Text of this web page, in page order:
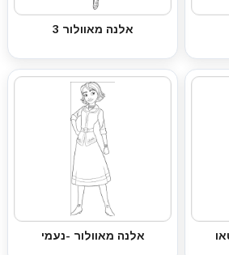
אלנה מאוולור 3
אלנה מאוולור -נעמי